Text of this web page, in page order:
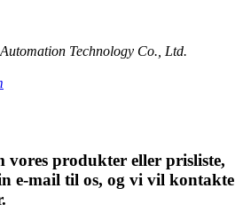
Technology Co., Ltd.
vores produkter eller prisliste,
e-mail til os, og vi vil kontakte